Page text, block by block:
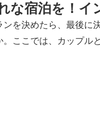
な宿泊を！イ
を決めたら、最後に
。ここでは、カップル